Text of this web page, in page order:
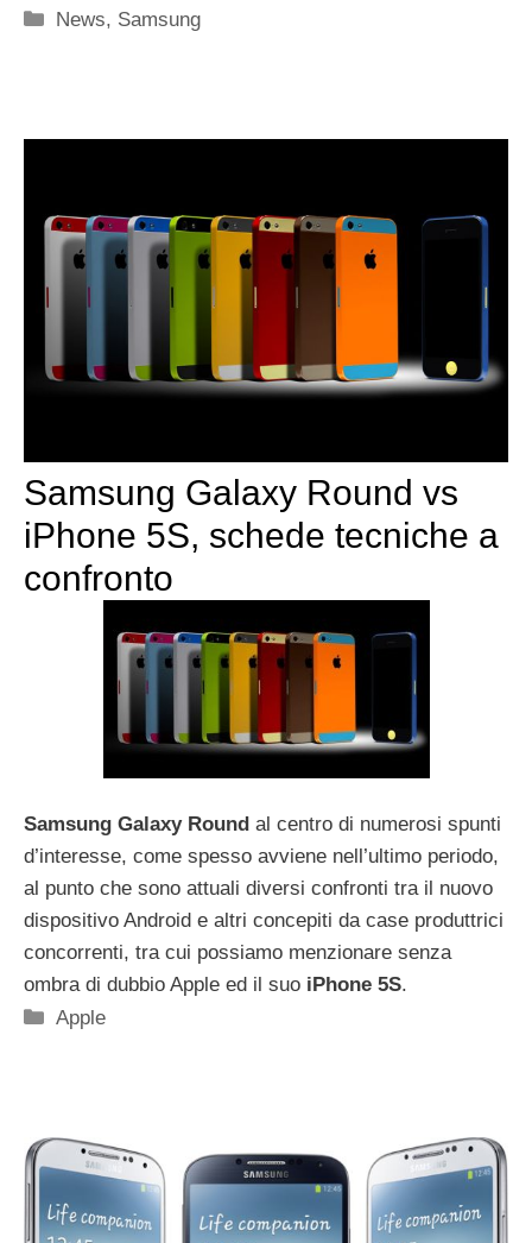
Categorie
News, Samsung
Samsung Galaxy Round vs
iPhone 5S, schede tecniche a
confronto
Samsung Galaxy Round al centro di numerosi spunti
d’interesse, come spesso avviene nell’ultimo periodo,
al punto che sono attuali diversi confronti tra il nuovo
dispositivo Android e altri concepiti da case produttrici
concorrenti, tra cui possiamo menzionare senza
ombra di dubbio Apple ed il suo iPhone 5S.
Categorie
Apple